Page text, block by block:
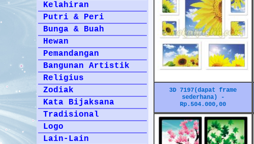
Kelahiran
Putri & Peri
Bunga & Buah
Hewan
Pemandangan
Bangunan Artistik
Religius
Zodiak
Kata Bijaksana
Tradisional
Logo
Lain-Lain
3D 7197(dapat frame
sederhana) -
Rp.504.000,00